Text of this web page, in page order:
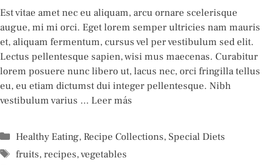
Est vitae amet nec eu aliquam, arcu ornare scelerisque
augue, mi mi orci. Eget lorem semper ultricies nam mauris
et, aliquam fermentum, cursus vel per vestibulum sed elit.
Lectus pellentesque sapien, wisi mus maecenas. Curabitur
lorem posuere nunc libero ut, lacus nec, orci fringilla tellus
eu, eu etiam dictumst dui integer pellentesque. Nibh
vestibulum varius … Leer más
Categorías
Healthy Eating, Recipe Collections,Special Diets
Etiquetas
fruits,recipes,vegetables